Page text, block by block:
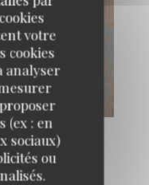
votre
cookies
analyser
(ex : en
sociaux)
ou